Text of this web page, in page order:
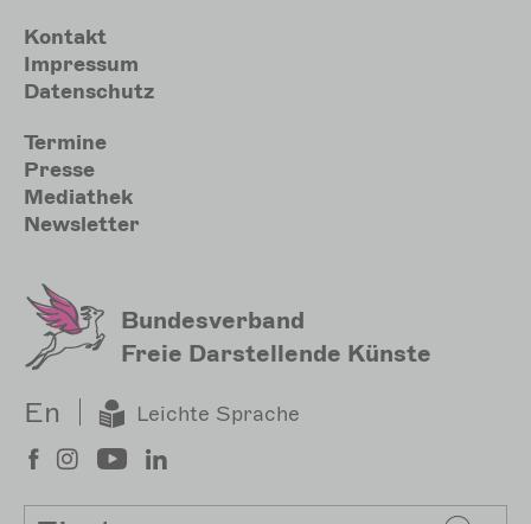
Meta
Kontakt
Impressum
Datenschutz
Sekundärmenu
Termine
Presse
Mediathek
Newsletter
Bundesverband
Freie Darstellende Künste
En Leichte Sprache